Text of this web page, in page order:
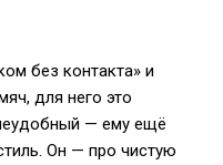
без контакта» и
для него это
— ему ещё
Он — про чистую